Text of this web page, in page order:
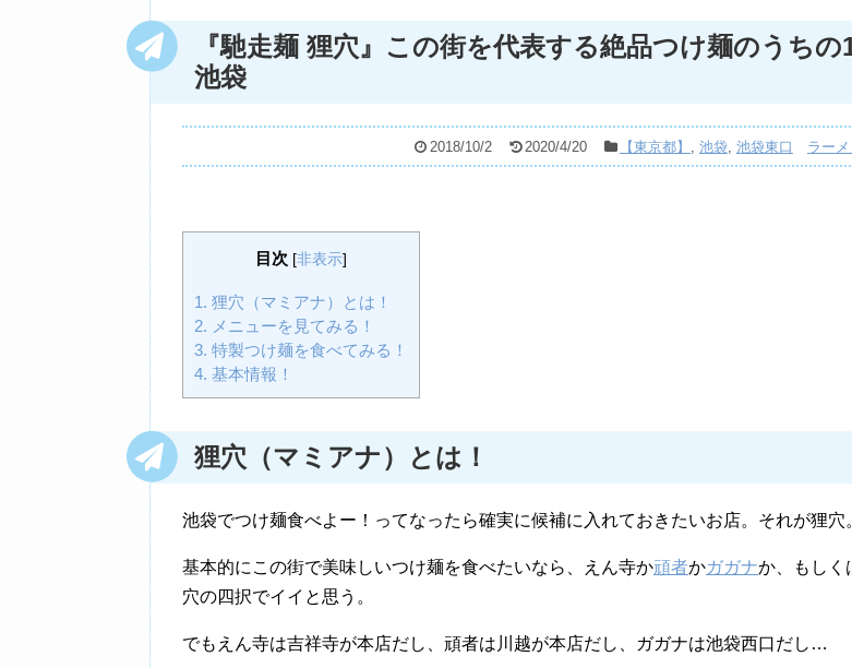
『馳走麺 狸穴』この街を代表する絶品つけ麺のうちの
池袋
2018/10/2 2020/4/20 【東京都】 , 池袋, 池袋東口 ラー
目次 [非表示]
1. 狸穴（マミアナ）とは！
2. メニューを見てみる！
3. 特製つけ麺を食べてみる！
4. 基本情報！
狸穴（マミアナ）とは ！
池袋でつけ麺食べよー！ってなったら確実に候補に入れておきたいお店。それが狸穴
基本的にこの街で美味しいつけ麺を食べたいなら、えん寺か頑者かガガナか、もしく
穴の四択でイイと思う。
でもえん寺は吉祥寺が本店だし、頑者は川越が本店だし、ガガナは池袋西口だし…